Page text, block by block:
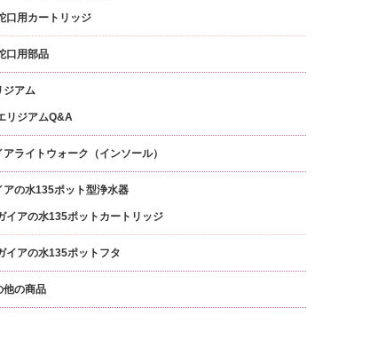
口用カートリッジ
口用部品
ジアム
リジアムQ&A
アライトウォーク（インソール）
アの水135ポット型浄水器
イアの水135ポットカートリッジ
イアの水135ポットフタ
他の商品